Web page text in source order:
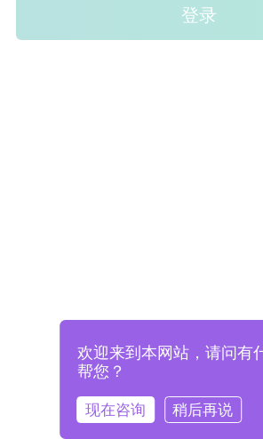
登录
登录即表示已阅读并同意《格兰德官
欢迎来到本网站，请问有
帮您？
现在咨询 稍后再说